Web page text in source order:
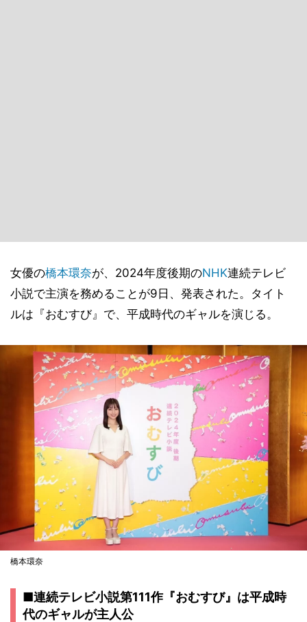
女優の橋本環奈が、2024年度後期のNHK連続テレビ
小説で主演を務めることが9日、発表された。タイト
ルは『おむすび』で、平成時代のギャルを演じる。
橋本環奈
■連続テレビ小説第111作『おむすび』は平成時
代のギャルが主人公